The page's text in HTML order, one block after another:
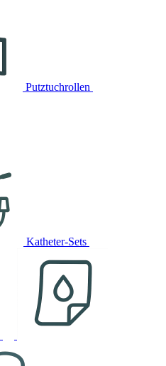
Putztuchrollen
Katheter-Sets